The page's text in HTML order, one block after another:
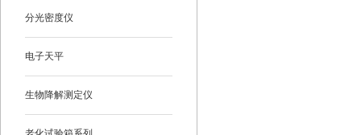
分光密度仪
电子天平
生物降解测定仪